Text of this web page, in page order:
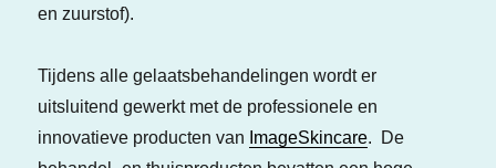
en zuurstof).
Tijdens alle gelaatsbehandelingen wordt er
uitsluitend gewerkt met de professionele en
innovatieve producten van ImageSkincare. De